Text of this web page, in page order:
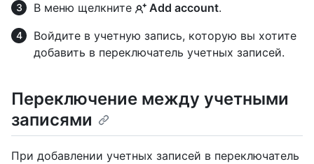
В меню щелкните
Add account.
Войдите в учетную запись, которую вы хотите
добавить в переключатель учетных записей.
Переключение между учетными
записями
При добавлении учетных записей в переключатель